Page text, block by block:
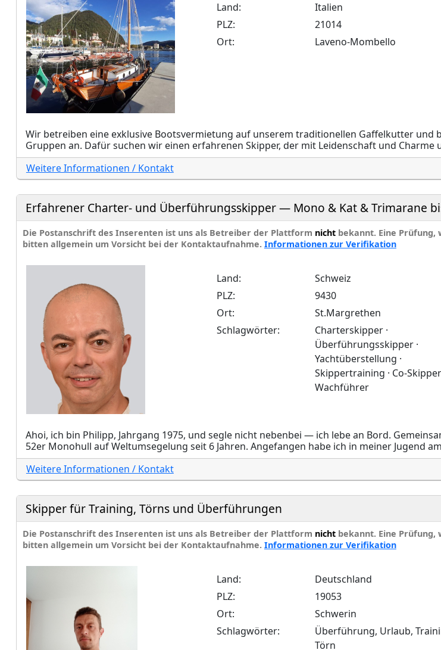
Land:
Italien
PLZ:
21014
Ort:
Laveno-Mombello
Wir betreiben eine exklusive Bootsvermietung auf unserem traditionellen Gaffelkutter
Gruppen an. Dafür suchen wir einen erfahrenen Skipper, der mit Leidenschaft und Charme
Weitere Informationen / Kontakt
Erfahrener Charter- und Überführungsskipper — Mono & Kat & Trimarane
Die Postanschrift des Inserenten ist uns als Betreiber der Plattform nichtbekannt. Eine Prüfung,
bitten allgemein um Vorsicht bei der Kontaktaufnahme. Informationen zur Verifikation
Land:
Schweiz
PLZ:
9430
Ort:
St.Margrethen
Schlagwörter:
Charterskipper ·
Überführungsskipper ·
Yachtüberstellung ·
Skippertraining · Co-Skipper
Wachführer
Ahoi, ich bin Philipp, Jahrgang 1975, und segle nicht nebenbei — ich lebe an Bord.
52er Monohull auf Weltumsegelung seit 6 Jahren. Angefangen habe ich in meiner Jugend
Weitere Informationen / Kontakt
Skipper für Training, Törns und Überführungen
Die Postanschrift des Inserenten ist uns als Betreiber der Plattform nichtbekannt. Eine Prüfung,
bitten allgemein um Vorsicht bei der Kontaktaufnahme. Informationen zur Verifikation
Land:
Deutschland
PLZ:
19053
Ort:
Schwerin
Schlagwörter:
Überführung, Urlaub,
Törn